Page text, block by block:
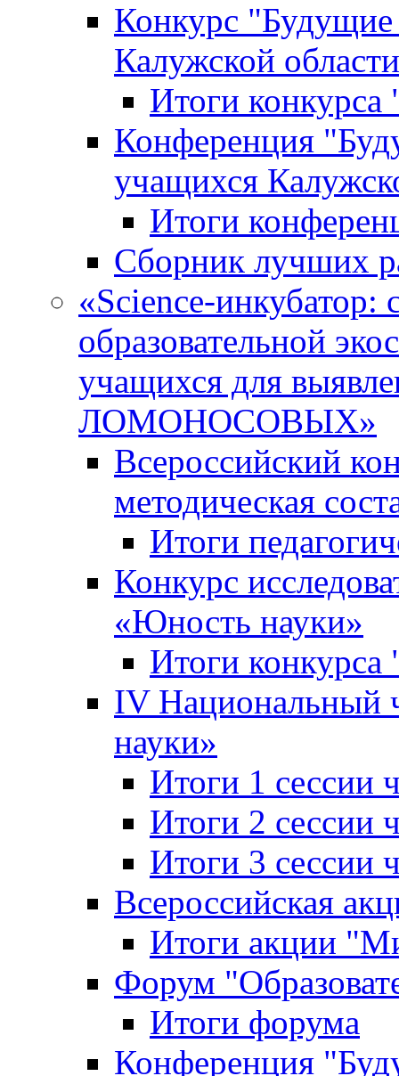
Конкурс
Калужской области
Итоги
Конференция
учащихся
Итоги
Сборник лучших
«Science-инкубатор:
образовательной
учащихся для
ЛОМОНОСОВЫХ»
Всероссийский
методическая
Итоги
Конкурс
«Юность науки»
Итоги
IV
науки»
Итоги 1 сессии
Итоги 2 сессии
Итоги 3 сессии
Всероссийская
Итоги акции
Форум
Итоги форума
Конференция